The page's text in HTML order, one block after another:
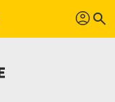
profil search